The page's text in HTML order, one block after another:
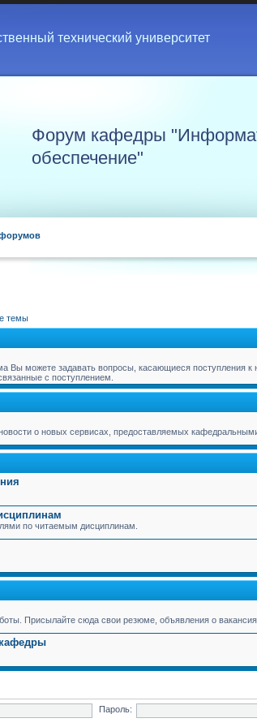
технический университет
Форум кафедры
обеспечение"
темы
Вы можете задавать вопросы, касающиеся поступления к
с поступлением.
о новых сервисах, предоставляемых
по читаемым дисциплинам.
Присылайте сюда свои резюме, объявления о
Пароль: